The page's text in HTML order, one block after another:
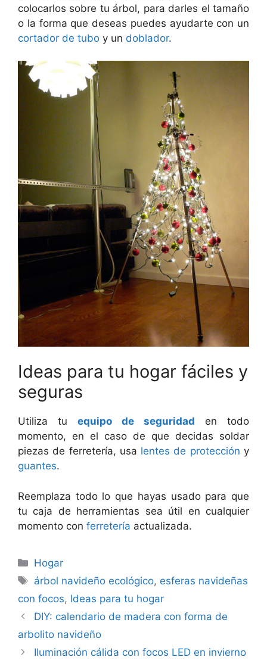
colocarlos sobre tu árbol, para darles el tamaño
o la forma que deseas puedes ayudarte con un
cortador de tubo y un doblador.
Ideas para tu hogar fáciles y
seguras
Utiliza tu equipo de seguridad en todo
momento, en el caso de que decidas soldar
piezas de ferretería, usa lentes de protección y
guantes.
Reemplaza todo lo que hayas usado para que
tu caja de herramientas sea útil en cualquier
momento con ferretería actualizada.
Categorías
Hogar
Etiquetas
árbol navideño ecológico, esferas navideñas
con focos, Ideas para tu hogar
DIY: calendario de madera con forma de
arbolito navideño
Iluminación cálida con focos LED en invierno